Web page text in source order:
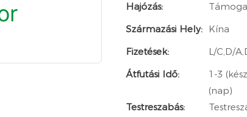
Hajózás:
Származási Hely: Kína
Fizetések:
L/C,D/
Átfutási Idő:
1-3
(nap)
Testreszabás: